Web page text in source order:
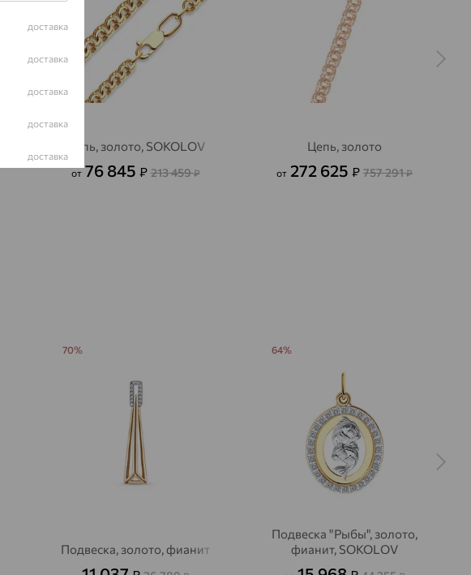
Цепь, золото, SOKOLOV
от 76 845 ₽ 213 459₽
Цепь, золото
от 272 625 ₽ 757 291₽
Подвеска, золото, фианит
70%
Подвеска "Рыбы", золото,
фианит, SOKOLOV
64%
доставка
доставка
доставка
доставка
доставка
доставка
доставка